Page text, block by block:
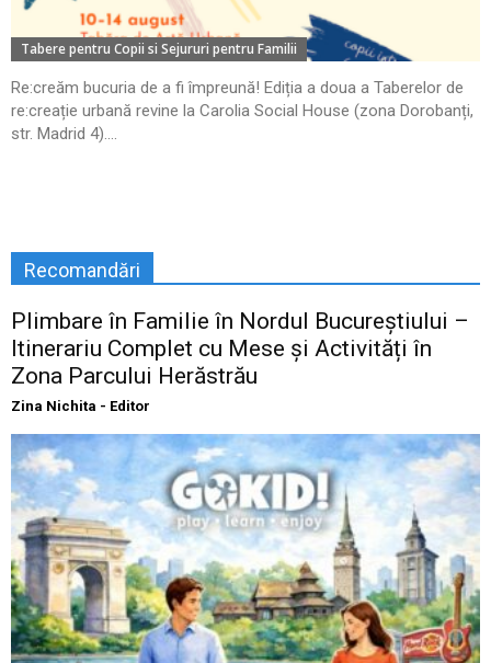
Tabere pentru Copii si Sejururi pentru Familii
Re:creăm bucuria de a fi împreună! Ediția a doua a Taberelor de
re:creație urbană revine la Carolia Social House (zona Dorobanți,
str. Madrid 4)....
Recomandări
Plimbare în Familie în Nordul Bucureștiului –
Itinerariu Complet cu Mese și Activități în
Zona Parcului Herăstrău
Zina Nichita - Editor